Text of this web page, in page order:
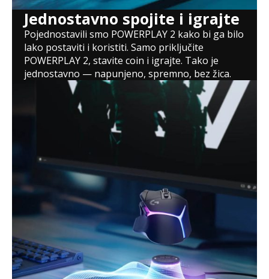
Jednostavno spojite i igrajte
Pojednostavili smo POWERPLAY 2 kako bi ga bilo
lako postaviti i koristiti. Samo priključite
POWERPLAY 2, stavite coin i igrajte. Tako je
jednostavno — napunjeno, spremno, bez žica.